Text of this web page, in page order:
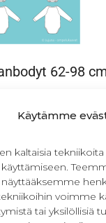
Käytämme
kaltaisia
voimme
tai yksilöllisiä
62-98